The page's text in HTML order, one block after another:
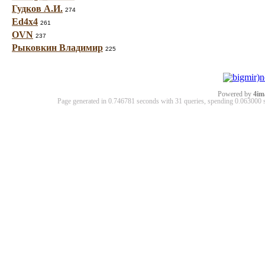
Гудков А.И. 274
Ed4x4 261
OVN 237
Рыковкин Владимир 225
Powered by
Page generated in 0.746781 seconds with 31 queries, spending